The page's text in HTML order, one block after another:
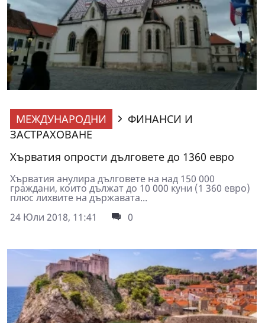
МЕЖДУНАРОДНИ
ФИНАНСИ И
ЗАСТРАХОВАНЕ
Хърватия опрости дълговете до 1360 евро
Хърватия анулира дълговете на над 150 000
граждани, които дължат до 10 000 куни (1 360 евро)
плюс лихвите на държавата...
24 Юли 2018, 11:41
0